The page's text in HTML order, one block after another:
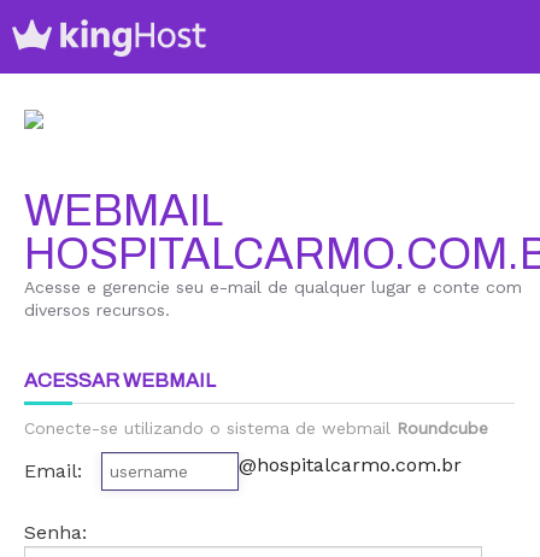
WEBMAIL
Acesse e gerencie seu e-mail de qualquer lugar e conte com
diversos recursos.
ACESSAR WEBMAIL
Conecte-se utilizando o sistema de webmail Roundcube
Email: @hospitalcarmo.com.br
Senha: